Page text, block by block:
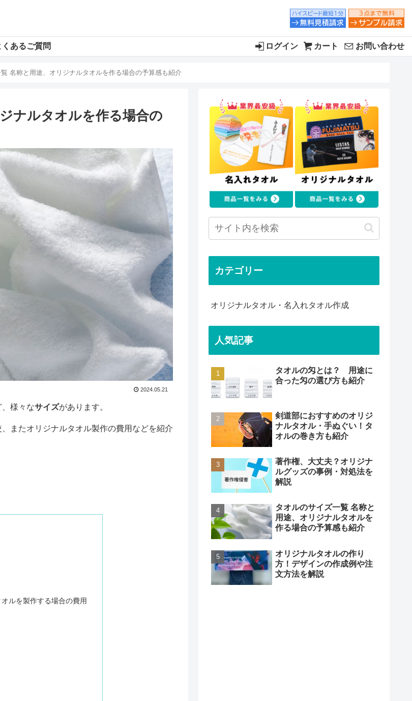
くあるご質問 ログイン カート お問い合わせ
名称と用途、オリジナルタオルを作る場合の予算感も紹介
ナルタオルを作る場合の
2024.05.21
、様々なサイズがあります。
またオリジナルタオル製作の費用などを紹介
ルを製作する場合の費用
カテゴリー
オリジナルタオル・名入れタオル作成
人気記事
タオルの匁とは？ 用途に
合った匁の選び方も紹介
剣道部におすすめのオリジ
ナルタオル・手ぬぐい！タ
オルの巻き方も紹介
著作権、大丈夫？オリジナ
ルグッズの事例・対処法を
解説
タオルのサイズ一覧 名称と
用途、オリジナルタオルを
作る場合の予算感も紹介
オリジナルタオルの作り
方！デザインの作成例や注
文方法を解説